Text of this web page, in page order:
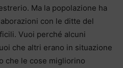
Ma la popolazione ha
con le ditte del
Vuoi perché alcuni
che altri erano in situazione
che le cose migliorino